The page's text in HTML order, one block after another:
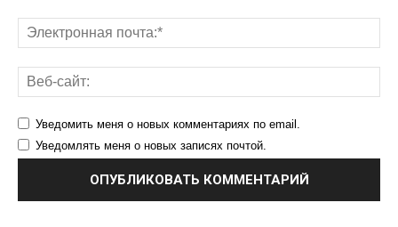
Уведомить меня о новых комментариях по email.
Уведомлять меня о новых записях почтой.